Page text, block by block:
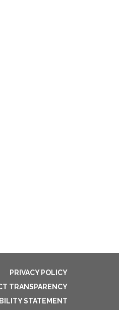
PRIVACY POLICY
TRANSPARENCY
STATEMENT